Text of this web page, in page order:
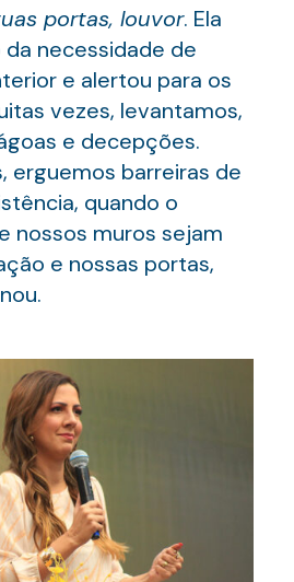
portas, louvor. Ela
necessidade de
e alertou para os
vezes, levantamos,
e decepções.
erguemos barreiras de
quando o
nossos muros sejam
e nossas portas,